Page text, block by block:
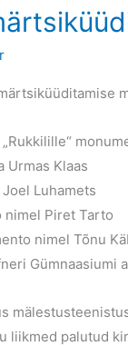
Urmas Klaas
Luhamets
nimel Piret Tarto
nimel Tõnu
Gümnaasiumi
liikmed palutud